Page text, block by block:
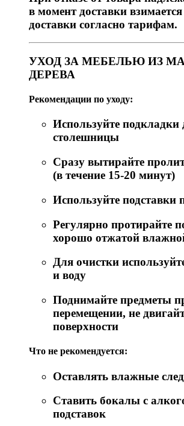
в момент доставки
доставки согласно тарифам.
УХОД ЗА МЕБЕЛЬЮ ИЗ
ДЕРЕВА
Рекомендации по уходу:
Используйте
столешницы
Сразу вытирайте
(в течение 15-20 минут)
Используйте подставки
Регулярно протирайте
хорошо отжатой
Для очистки
и воду
Поднимайте предметы
перемещении, не
поверхности
Что не рекомендуется:
Оставлять влажные
Ставить бокалы с
подставок